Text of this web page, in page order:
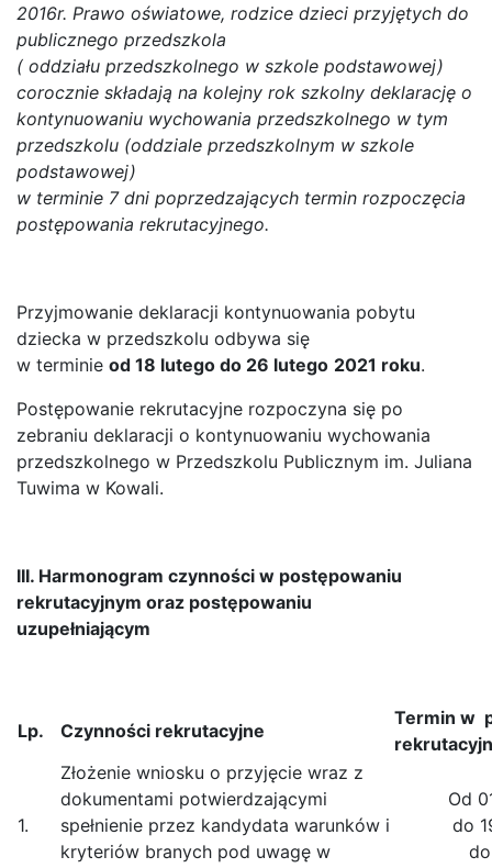
2016r. Prawo oświatowe, rodzice dzieci przyjętych do
publicznego przedszkola
( oddziału przedszkolnego w szkole podstawowej)
corocznie składają na kolejny rok szkolny deklarację o
kontynuowaniu wychowania przedszkolnego w tym
przedszkolu (oddziale przedszkolnym w szkole
podstawowej)
w terminie 7 dni poprzedzających termin rozpoczęcia
postępowania rekrutacyjnego.
Przyjmowanie deklaracji kontynuowania pobytu
dziecka w przedszkolu odbywa się
w terminie od 18 lutego do 26 lutego 2021 roku.
Postępowanie rekrutacyjne rozpoczyna się po
zebraniu deklaracji o kontynuowaniu wychowania
przedszkolnego w Przedszkolu Publicznym im. Juliana
Tuwima w Kowali.
III. Harmonogram czynności w postępowaniu
rekrutacyjnym oraz postępowaniu
uzupełniającym
Lp. Czynności rekrutacyjne
Termin w
1.
Złożenie wniosku o przyjęcie wraz z
dokumentami potwierdzającymi
spełnienie przez kandydata warunków i
kryteriów branych pod uwagę w
Od
do